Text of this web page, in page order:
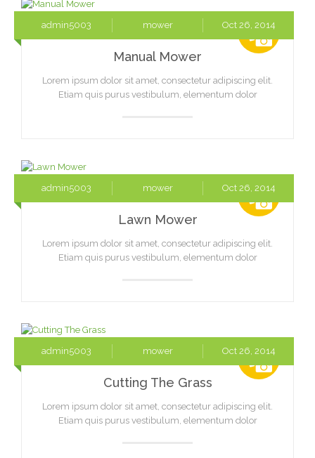
admin5003 mower Oct 26, 2014
Manual Mower
Lorem ipsum dolor sit amet, consectetur adipiscing elit.
Etiam quis purus vestibulum, elementum dolor
admin5003 mower Oct 26, 2014
Lawn Mower
Lorem ipsum dolor sit amet, consectetur adipiscing elit.
Etiam quis purus vestibulum, elementum dolor
admin5003 mower Oct 26, 2014
Cutting The Grass
Lorem ipsum dolor sit amet, consectetur adipiscing elit.
Etiam quis purus vestibulum, elementum dolor